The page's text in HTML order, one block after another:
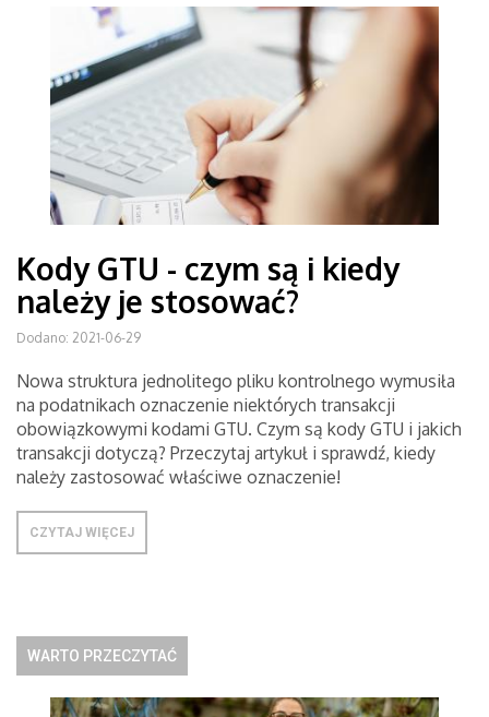
Kody GTU - czym są i kiedy
należy je stosować?
Dodano: 2021-06-29
Nowa struktura jednolitego pliku kontrolnego wymusiła
na podatnikach oznaczenie niektórych transakcji
obowiązkowymi kodami GTU. Czym są kody GTU i jakich
transakcji dotyczą? Przeczytaj artykuł i sprawdź, kiedy
należy zastosować właściwe oznaczenie!
CZYTAJ WIĘCEJ
WARTO PRZECZYTAĆ